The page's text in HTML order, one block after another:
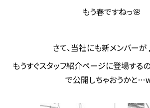
もう春ですねっ🌸
さて、当社にも新メンバー
もうすぐスタッフ紹介ページに登場する
で公開しちゃおうかと